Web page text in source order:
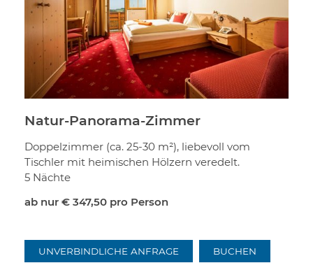
Natur-Panorama-Zimmer
Doppelzimmer (ca. 25-30 m²), liebevoll vom
Tischler mit heimischen Hölzern veredelt.
5 Nächte
ab nur € 347,50 pro Person
UNVERBINDLICHE ANFRAGE BUCHEN